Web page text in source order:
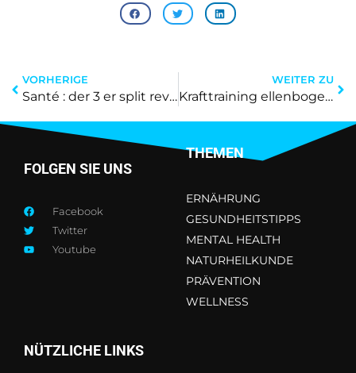
VORHERIGE
Santé : der 3 er split revolutioniert Ihr Wellnessprogramm mit sofortigen Ergebnissen
WEITER ZU
Krafttraining ellenbogen schmerzen: sofortige Linderung durch gezielte Strategien
FOLGEN SIE UNS
Facebook
Twitter
Youtube
THEMEN
ERNÄHRUNG
GESUNDHEITSTIPPS
MENTAL HEALTH
NATURHEILKUNDE
PRÄVENTION
WELLNESS
NÜTZLICHE LINKS